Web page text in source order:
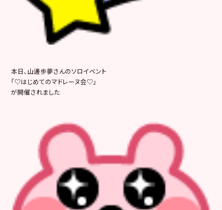
本日、山邊歩夢さんのソロイベント
「♡はじめてのマドレーヌ会♡」
が開催されました